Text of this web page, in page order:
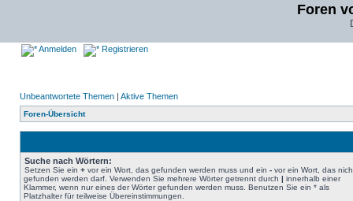
Foren
Anmelden Registrieren
Unbeantwortete Themen | Aktive Themen
Foren-Übersicht
Suche nach Wörtern:
Setzen Sie ein + vor ein Wort, das gefunden werden muss und ein - vor ein Wort, das
gefunden werden darf. Verwenden Sie mehrere Wörter getrennt durch | innerhalb einer
Klammer, wenn nur eines der Wörter gefunden werden muss. Benutzen Sie ein * als
Platzhalter für teilweise Übereinstimmungen.